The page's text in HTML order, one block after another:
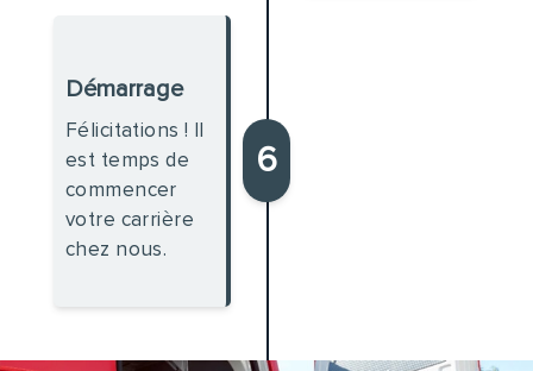
6
Démarrage
Félicitations ! Il
est temps de
commencer
votre carrière
chez nous.